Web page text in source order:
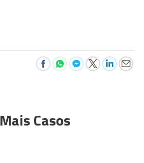
Mais Casos